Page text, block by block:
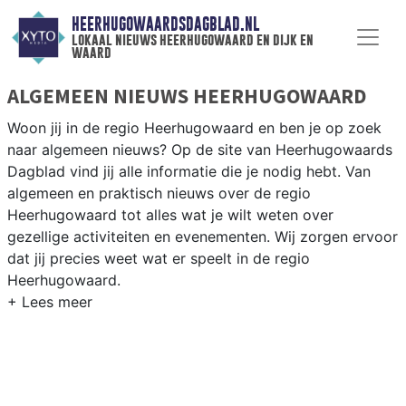
HEERHUGOWAARDSDAGBLAD.NL
lokaal nieuws heerhugowaard en dijk en
waard
ALGEMEEN NIEUWS HEERHUGOWAARD
Woon jij in de regio Heerhugowaard en ben je op zoek
naar algemeen nieuws? Op de site van Heerhugowaards
Dagblad vind jij alle informatie die je nodig hebt. Van
algemeen en praktisch nieuws over de regio
Heerhugowaard tot alles wat je wilt weten over
gezellige activiteiten en evenementen. Wij zorgen ervoor
dat jij precies weet wat er speelt in de regio
Heerhugowaard.